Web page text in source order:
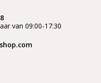
van 09:00-17:30